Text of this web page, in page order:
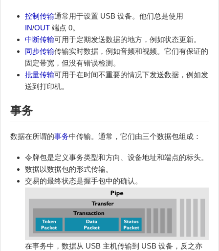
控制传输通常用于设置 USB 设备。他们总是使用
IN/OUT 端点 0。
中断传输可用于定期发送数据的地方，例如状态更新。
同步传输传输实时数据，例如音频和视频。它们有保证的
固定带宽，但没有错误检测。
批量传输可用于在时间不重要的情况下发送数据，例如发
送到打印机。
事务
数据在所谓的事务中传输。通常，它们由三个数据包组成：
令牌包是定义事务类型和方向、设备地址和端点的标头。
数据以数据包的形式传输。
交易的最终状态是握手包中的确认。
在事务中，数据从 USB 主机传输到 USB 设备，反之亦